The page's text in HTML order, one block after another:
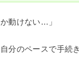
動けない…」
分のペースで手続